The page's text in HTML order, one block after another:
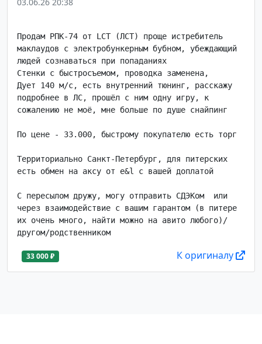
Продам РПК-74 от LCT (ЛСТ) проще истребитель
маклаудов с электробункерным бубном, убеждающий
людей сознаваться при попаданиях
Стенки с быстросъемом, проводка заменена,
Дует 140 м/с, есть внутренний тюнинг, расскажу
подробнее в ЛС, прошёл с ним одну игру, к
сожалению не моё, мне больше по душе снайпинг
По цене - 33.000, быстрому покупателю есть торг
Территориально Санкт-Петербург, для питерских
есть обмен на аксу от e&l с вашей доплатой
С пересылом дружу, могу отправить СДЭКом  или
через взаимодействие с вашим гарантом (в питере
их очень много, найти можно на авито любого)/
другом/родственником
33 000 ₽ К оригиналу